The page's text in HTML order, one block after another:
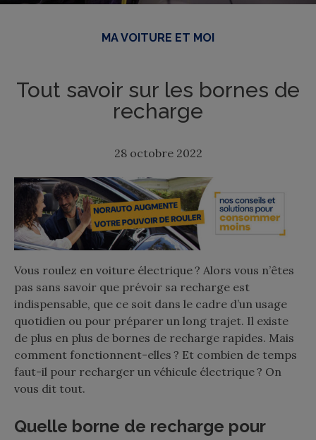
MA VOITURE ET MOI
Tout savoir sur les bornes de
recharge
28 octobre 2022
Vous roulez en voiture électrique ? Alors vous n’êtes
pas sans savoir que prévoir sa recharge est
indispensable, que ce soit dans le cadre d’un usage
quotidien ou pour préparer un long trajet. Il existe
de plus en plus de bornes de recharge rapides. Mais
comment fonctionnent-elles ? Et combien de temps
faut-il pour recharger un véhicule électrique ? On
vous dit tout.
Quelle borne de recharge pour